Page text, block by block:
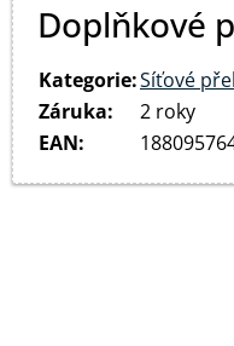
Doplňkové
Kategorie:Síťové
Záruka:
2 roky
EAN: